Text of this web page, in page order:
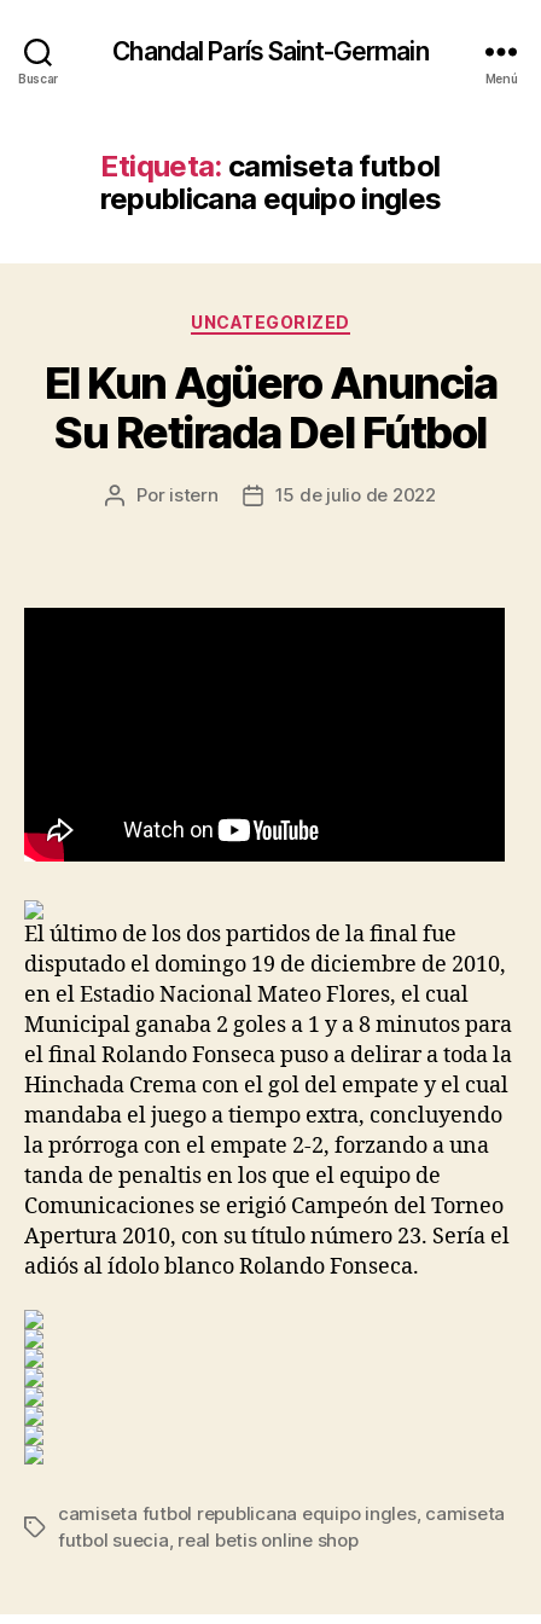
Buscar
Chandal París Saint-Germain
Menú
Etiqueta: camiseta futbol
republicana equipo ingles
Categorías
UNCATEGORIZED
El Kun Agüero Anuncia
Su Retirada Del Fútbol
Autor
Por istern
Fecha15 de julio de 2022
El último de los dos partidos de la final fue
disputado el domingo 19 de diciembre de 2010,
en el Estadio Nacional Mateo Flores, el cual
Municipal ganaba 2 goles a 1 y a 8 minutos para
el final Rolando Fonseca puso a delirar a toda la
Hinchada Crema con el gol del empate y el cual
mandaba el juego a tiempo extra, concluyendo
la prórroga con el empate 2-2, forzando a una
tanda de penaltis en los que el equipo de
Comunicaciones se erigió Campeón del Torneo
Apertura 2010, con su título número 23. Sería el
adiós al ídolo blanco Rolando Fonseca.
Etiquetas
camiseta futbol republicana equipo ingles, camiseta
futbol suecia real betis online shop